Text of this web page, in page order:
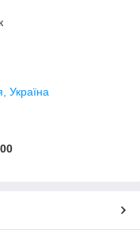
Україна